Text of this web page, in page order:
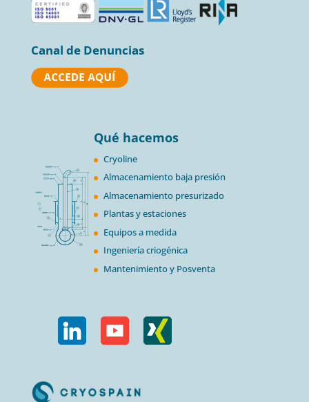
Canal de Denuncias
Qué hacemos
Cryoline
Almacenamiento baja presión
Almacenamiento presurizado
Plantas y estaciones
Equipos a medida
Ingeniería criogénica
Mantenimiento y Posventa